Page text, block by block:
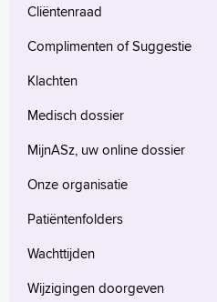
Cliëntenraad
Complimenten of Suggestie
Klachten
Medisch dossier
MijnASz, uw online dossier
Onze organisatie
Patiëntenfolders
Wachttijden
Wijzigingen doorgeven